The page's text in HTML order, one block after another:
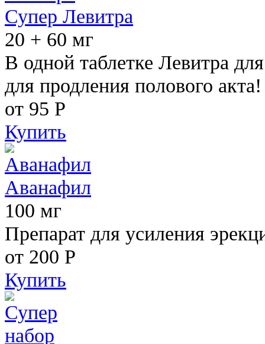
Супер Левитра
20 + 60 мг
В одной таблетке Левитра
для продления полового акта!
от 95 Р
Купить
Аванафил
100 мг
Препарат для усиления
от 200 Р
Купить